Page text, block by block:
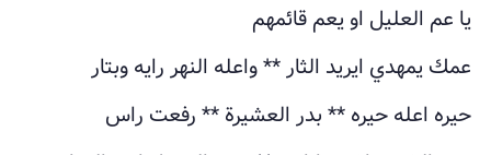
يا عم العليل او يعم قائمهم
عمك يمهدي ايريد الثار ** واعله النهر رايه وبتار
حيره اعله حيره ** بدر العشيرة ** رفعت راس